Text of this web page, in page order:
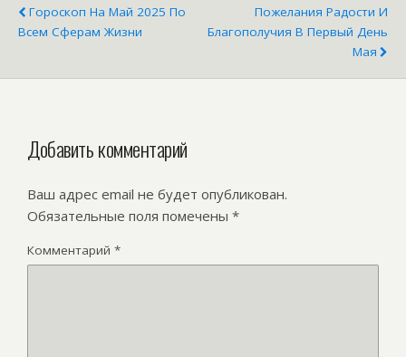
Гороскоп На Май 2025 По
Всем Сферам Жизни
Пожелания Радости И
Благополучия В Первый День
Мая
Добавить комментарий
Ваш адрес email не будет опубликован.
Обязательные поля помечены *
Комментарий *